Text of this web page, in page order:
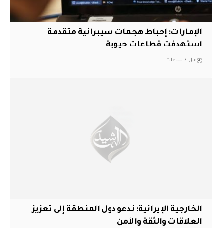
الإمارات: إحباط هجمات سيبرانية متقدمة
استهدفت قطاعات حيوية
قبل 7 ساعات
الخارجية الإيرانية: ندعو دول المنطقة إلى تعزيز
العلاقات والثقة والأمن